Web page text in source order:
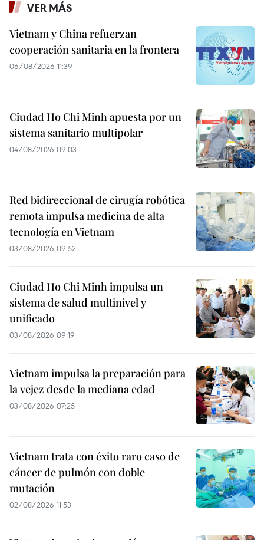
VER MÁS
Vietnam y China refuerzan
cooperación sanitaria en la frontera
06/08/2026 11:39
Ciudad Ho Chi Minh apuesta por un
sistema sanitario multipolar
04/08/2026 09:03
Red bidireccional de cirugía robótica
remota impulsa medicina de alta
tecnología en Vietnam
03/08/2026 09:52
Ciudad Ho Chi Minh impulsa un
sistema de salud multinivel y
unificado
03/08/2026 09:19
Vietnam impulsa la preparación para
la vejez desde la mediana edad
03/08/2026 07:25
Vietnam trata con éxito raro caso de
cáncer de pulmón con doble
mutación
02/08/2026 11:53